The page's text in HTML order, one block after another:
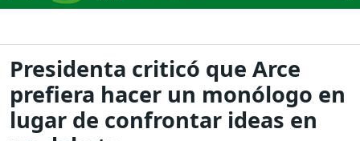
Presidenta criticó que Arce
prefiera hacer un monólogo en
lugar de confrontar ideas en